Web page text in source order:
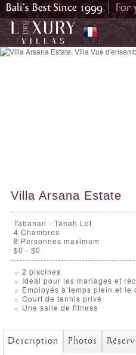
Villa Arsana Estate
Tabanan - Tanah Lot
4 Chambres
8 Personnes maximum
$0 - $0
2 piscines
Idéal pour les mariages et
Employés à temps plein et le
Court de tennis privé
Une salle de fitness
Description Photos